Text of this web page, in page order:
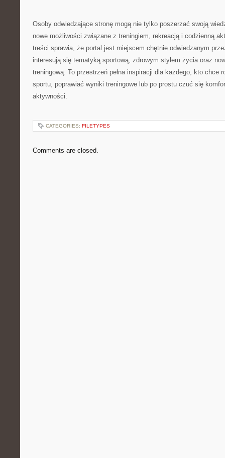
Osoby odwiedzające stronę mogą nie tylko poszerzać swoją
nowe możliwości związane z treningiem, rekreacją i codzienną
treści sprawia, że portal jest miejscem chętnie odwiedzanym
interesują się tematyką sportową, zdrowym stylem życia oraz
treningową. To przestrzeń pełna inspiracji dla każdego, kto chce
sportu, poprawiać wyniki treningowe lub po prostu czuć się
aktywności.
CATEGORIES: FILETYPES
Comments are closed.